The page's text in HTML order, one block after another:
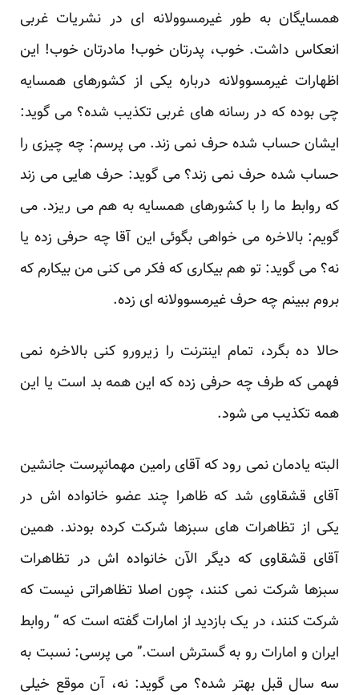
همسایگان به طور غیرمسوولانه ای در نشریات غربی
انعکاس داشت. خوب، پدرتان خوب! مادرتان خوب! این
اظهارات غیرمسوولانه درباره یکی از کشورهای همسایه
چی بوده که در رسانه های غربی تکذیب شده؟ می گوید:
ایشان حساب شده حرف نمی زند. می پرسم: چه چیزی را
حساب شده حرف نمی زند؟ می گوید: حرف هایی می زند
که روابط ما را با کشورهای همسایه به هم می ریزد. می
گویم: بالاخره می خواهی بگوئی این آقا چه حرفی زده یا
نه؟ می گوید: تو هم بیکاری که فکر می کنی من بیکارم که
بروم ببینم چه حرف غیرمسوولانه ای زده.
حالا ده بگرد، تمام اینترنت را زیرورو کنی بالاخره نمی
فهمی که طرف چه حرفی زده که این همه بد است یا این
همه تکذیب می شود.
البته یادمان نمی رود که آقای رامین مهمانپرست جانشین
آقای قشقاوی شد که ظاهرا چند عضو خانواده اش در
یکی از تظاهرات های سبزها شرکت کرده بودند. همین
آقای قشقاوی که دیگر الآن خانواده اش در تظاهرات
سبزها شرکت نمی کنند، چون اصلا تظاهراتی نیست که
شرکت کنند، در یک بازدید از امارات گفته است که “ روابط
ایران و امارات رو به گسترش است.” می پرسی: نسبت به
سه سال قبل بهتر شده؟ می گوید: نه، آن موقع خیلی